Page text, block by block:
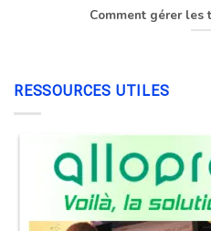
Comment gérer les
RESSOURCES UTILES